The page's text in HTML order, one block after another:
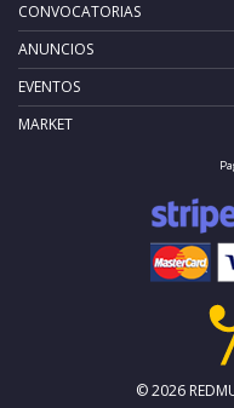
CONVOCATORIAS
ANUNCIOS
EVENTOS
MARKET
© 2026